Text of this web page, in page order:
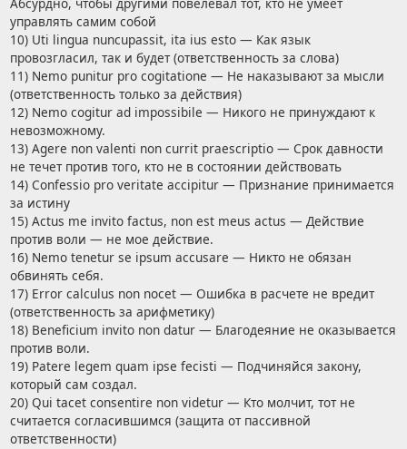
управлять самим собой
10) Uti lingua nuncupassit, ita ius esto — Как язык
провозгласил, так и будет (ответственность за слова)
11) Nemo punitur pro cogitatione — Не наказывают за мысли
(ответственность только за действия)
12) Nemo cogitur ad impossibile — Никого не принуждают к
невозможному.
13) Agere non valenti non currit praescriptio — Срок давности
не течет против того, кто не в состоянии действовать
14) Confessio pro veritate accipitur — Признание принимается
за истину
15) Actus me invito factus, non est meus actus — Действие
против воли — не мое действие.
16) Nemo tenetur se ipsum accusare — Никто не обязан
обвинять себя.
17) Error calculus non nocet — Ошибка в расчете не вредит
(ответственность за арифметику)
18) Beneficium invito non datur — Благодеяние не оказывается
против воли.
19) Patere legem quam ipse fecisti — Подчиняйся закону,
который сам создал.
20) Qui tacet consentire non videtur — Кто молчит, тот не
считается согласившимся (защита от пассивной
ответственности)